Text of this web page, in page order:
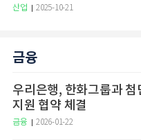
산업 2025-10-21
금융
우리은행, 한화그룹과 첨
지원 협약 체결
금융 2026-01-22